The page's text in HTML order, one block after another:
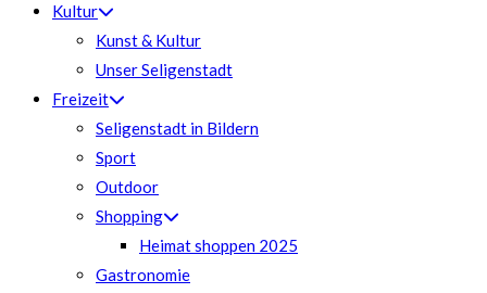
Kultur
Kunst & Kultur
Unser Seligenstadt
Freizeit
Seligenstadt in Bildern
Sport
Outdoor
Shopping
Heimat shoppen 2025
Gastronomie